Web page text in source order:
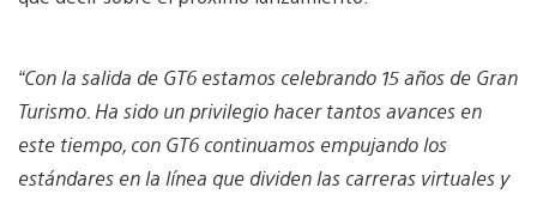
“Con la salida de GT6 estamos celebrando 15 años de Gran
Turismo. Ha sido un privilegio hacer tantos avances en
este tiempo, con GT6 continuamos empujando los
estándares en la línea que dividen las carreras virtuales y